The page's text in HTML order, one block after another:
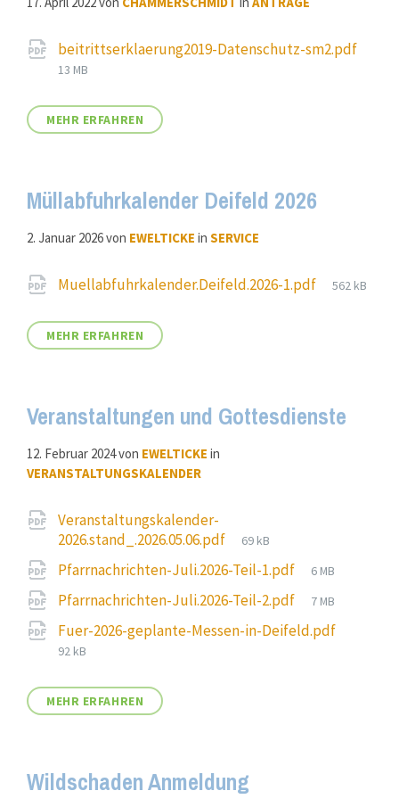
Attachments
beitrittserklaerung2019-Datenschutz-sm2.pdf
File
13 MB
MEHR ERFAHREN
Müllabfuhrkalender Deifeld 2026
2. Januar 2026von EWELTICKE in SERVICE
Attachments
Muellabfuhrkalender.Deifeld.2026-1.pdf
File
562 kB
MEHR ERFAHREN
Veranstaltungen und Gottesdienste
12. Februar 2024von EWELTICKE in
VERANSTALTUNGSKALENDER
Attachments
Veranstaltungskalender-
2026.stand_.2026.05.06.pdf
File
69 kB
Pfarrnachrichten-Juli.2026-Teil-1.pdf
File
6 MB
Pfarrnachrichten-Juli.2026-Teil-2.pdf
File
7 MB
Fuer-2026-geplante-Messen-in-Deifeld.pdf
92 kB
MEHR ERFAHREN
Wildschaden Anmeldung